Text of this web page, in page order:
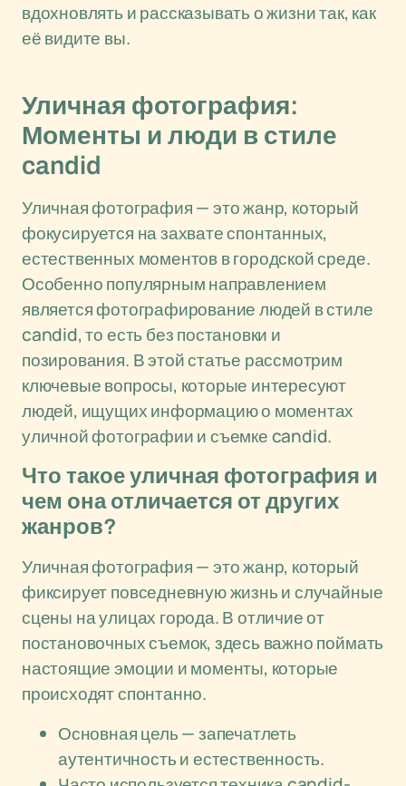
вдохновлять и рассказывать о жизни так, как
её видите вы.
Уличная фотография:
Моменты и люди в стиле
candid
Уличная фотография — это жанр, который
фокусируется на захвате спонтанных,
естественных моментов в городской среде.
Особенно популярным направлением
является фотографирование людей в стиле
candid, то есть без постановки и
позирования. В этой статье рассмотрим
ключевые вопросы, которые интересуют
людей, ищущих информацию о моментах
уличной фотографии и съемке candid.
Что такое уличная фотография и
чем она отличается от других
жанров?
Уличная фотография — это жанр, который
фиксирует повседневную жизнь и случайные
сцены на улицах города. В отличие от
постановочных съемок, здесь важно поймать
настоящие эмоции и моменты, которые
происходят спонтанно.
Основная цель — запечатлеть
аутентичность и естественность.